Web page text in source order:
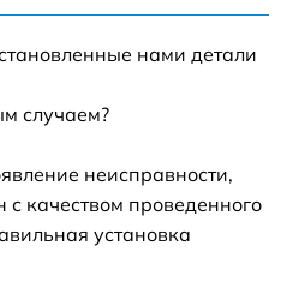
нами детали
случаем?
неисправности,
качеством проведенного
установка